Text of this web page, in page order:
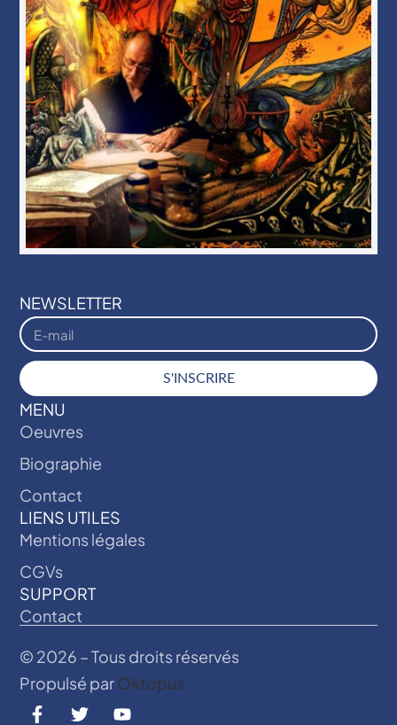
NEWSLETTER
S'INSCRIRE
MENU
Oeuvres
Biographie
Contact
LIENS UTILES
Mentions légales
CGVs
SUPPORT
Contact
© 2026 – Tous droits réservés
Propulsé parOktopus